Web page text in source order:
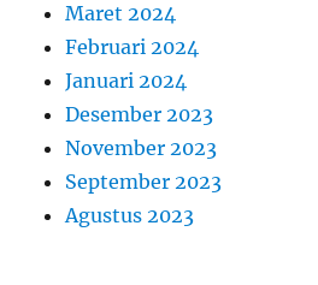
Maret 2024
Februari 2024
Januari 2024
Desember 2023
November 2023
September 2023
Agustus 2023